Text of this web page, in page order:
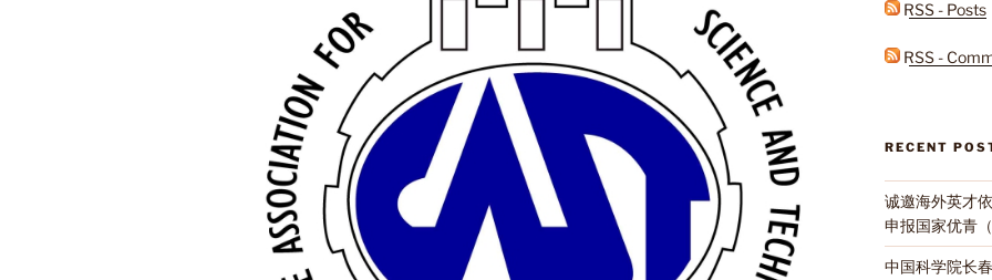
RSS - Posts
RSS -
RECENT
诚邀海外英才
申报国家优青
中国科学院长